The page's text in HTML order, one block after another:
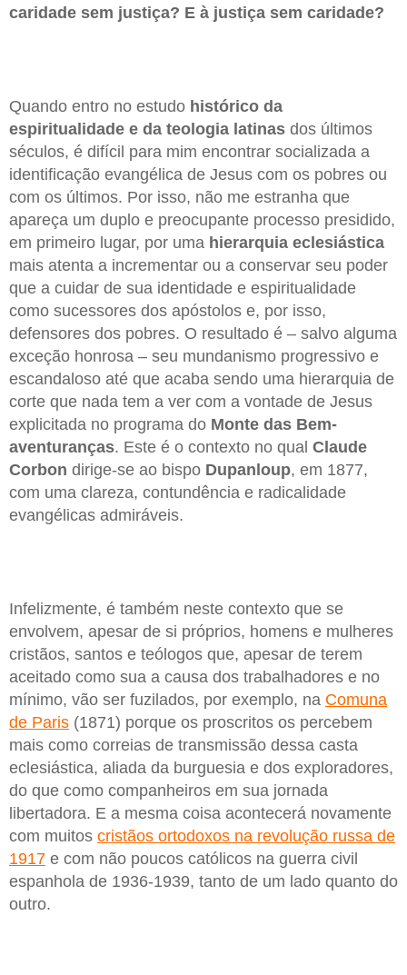
caridade sem justiça? E à justiça sem caridade?
Quando entro no estudo histórico da
espiritualidade e da teologia latinas dos últimos
séculos, é difícil para mim encontrar socializada a
identificação evangélica de Jesus com os pobres ou
com os últimos. Por isso, não me estranha que
apareça um duplo e preocupante processo presidido,
em primeiro lugar, por uma hierarquia eclesiástica
mais atenta a incrementar ou a conservar seu poder
que a cuidar de sua identidade e espiritualidade
como sucessores dos apóstolos e, por isso,
defensores dos pobres. O resultado é – salvo alguma
exceção honrosa – seu mundanismo progressivo e
escandaloso até que acaba sendo uma hierarquia de
corte que nada tem a ver com a vontade de Jesus
explicitada no programa do Monte das Bem-
aventuranças. Este é o contexto no qual Claude
Corbon dirige-se ao bispo Dupanloup, em 1877,
com uma clareza, contundência e radicalidade
evangélicas admiráveis.
Infelizmente, é também neste contexto que se
envolvem, apesar de si próprios, homens e mulheres
cristãos, santos e teólogos que, apesar de terem
aceitado como sua a causa dos trabalhadores e no
mínimo, vão ser fuzilados, por exemplo, na Comuna
de Paris (1871) porque os proscritos os percebem
mais como correias de transmissão dessa casta
eclesiástica, aliada da burguesia e dos exploradores,
do que como companheiros em sua jornada
libertadora. E a mesma coisa acontecerá novamente
com muitos cristãos ortodoxos na revolução russa de
1917 e com não poucos católicos na guerra civil
espanhola de 1936-1939, tanto de um lado quanto do
outro.